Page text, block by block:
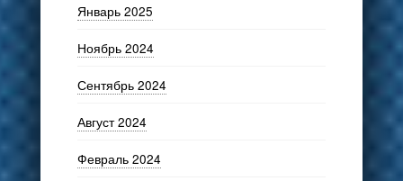
Январь 2025
Ноябрь 2024
Сентябрь 2024
Август 2024
Февраль 2024